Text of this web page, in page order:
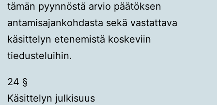
tämän pyynnöstä arvio päätöksen
antamisajankohdasta sekä vastattava
käsittelyn etenemistä koskeviin
tiedusteluihin.
24 §
Käsittelyn julkisuus